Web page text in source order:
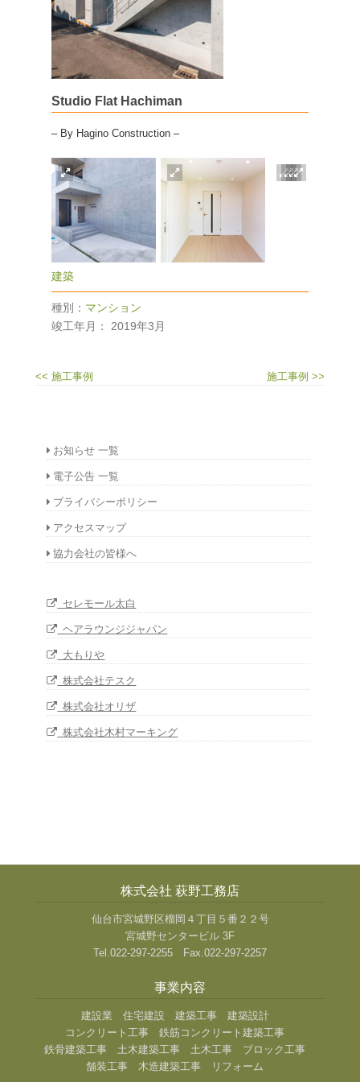
Studio Flat Hachiman
– By Hagino Construction –
建築
種別： マンション
竣工年月：
2019年3月
<< 施工事例 施工事例 >>
お知らせ 一覧
電子公告 一覧
プライバシーポリシー
アクセスマップ
協力会社の皆様へ
セレモール太白
ヘアラウンジジャパン
大もりや
株式会社テスク
株式会社オリザ
株式会社木村マーキング
株式会社 萩野工務店
仙台市宮城野区榴岡４丁目５番２２号
宮城野センタービル 3F
Tel.022-297-2255 Fax.022-297-2257
事業内容
建設業 住宅建設 建築工事 建築設計
コンクリート工事 鉄筋コンクリート建築工事
鉄骨建築工事 土木建築工事 土木工事 ブロック工事
舗装工事 木造建築工事 リフォーム